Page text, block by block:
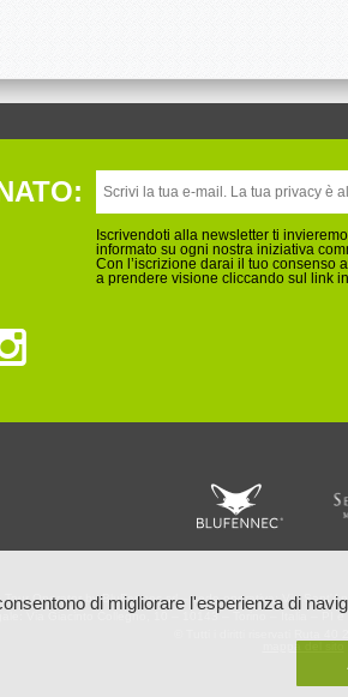
di migliorare l'esperienza di
Iscrivendoti alla newsletter ti
informato su ogni nostra iniziativa
Con l’iscrizione darai il tuo consenso
a prendere visione cliccando sul link
Tour Operator by BluFennec srl – sede operativa: Via
Via Giacinto Collegno, 10 – 10143 – Torino – Italia – PI
mappa del sito